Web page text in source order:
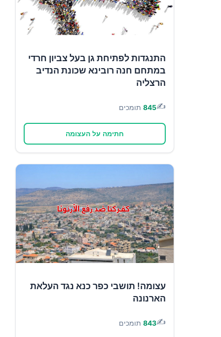
התנגדות לפתיחת גן בעל צביון חרדי
במתחם חנה רובינא שכונת הנדיב
הרצליה
✍️
845 תומכים
חתימה על העצומה
עצומה! תושבי כפר כנא נגד העלאת
הארנונה
✍️
843 תומכים